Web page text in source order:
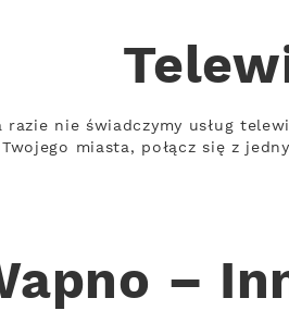
razie nie świadczymy usług
miasta, połącz się z
–